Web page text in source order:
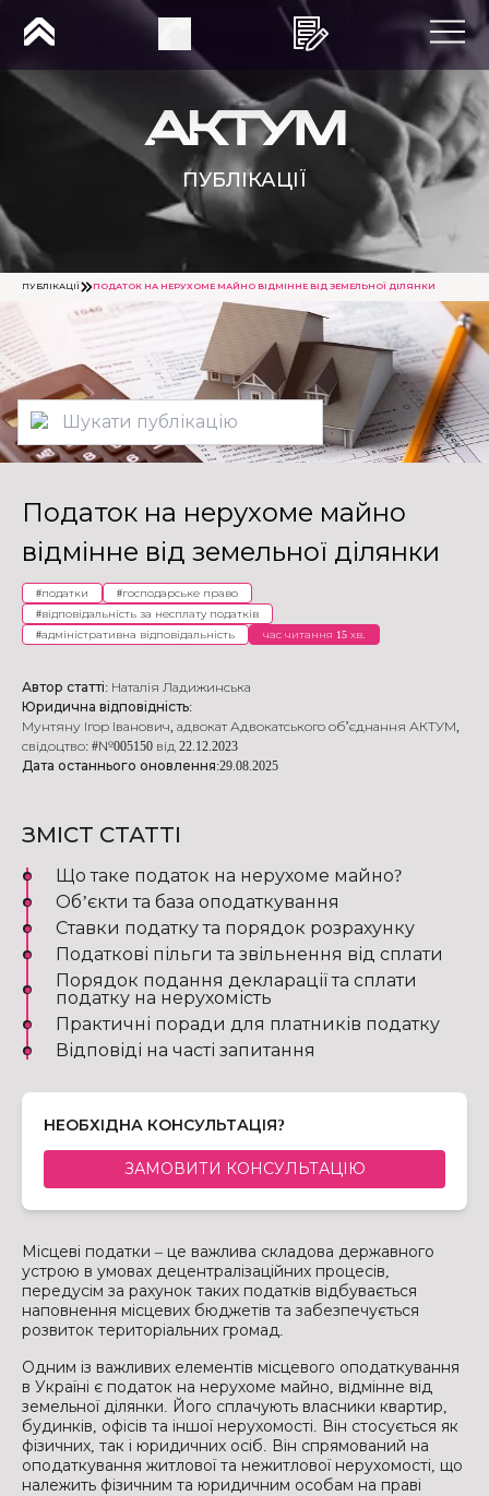
ПУБЛІКАЦІЇ
ПУБЛІКАЦІЇ ПОДАТОК НА НЕРУХОМЕ МАЙНО ВІДМІННЕ ВІД ЗЕМЕЛЬНОЇ ДІЛЯНКИ
Податок на нерухоме майно
відмінне від земельної ділянки
#податки #господарське право
#відповідальність за несплату податків
#адміністративна відповідальність час читання 15 хв.
Автор статті: Наталія Ладижинська
Юридична відповідність:
Мунтяну Ігор Іванович, адвокат Адвокатського об’єднання АКТУМ,
свідоцтво: #№005150 від 22.12.2023
Дата останнього оновлення:29.08.2025
ЗМІСТ СТАТТІ
Що таке податок на нерухоме майно?
Об’єкти та база оподаткування
Ставки податку та порядок розрахунку
Податкові пільги та звільнення від сплати
Порядок подання декларації та сплати
податку на нерухомість
Практичні поради для платників податку
Відповіді на часті запитання
НЕОБХІДНА КОНСУЛЬТАЦІЯ?
ЗАМОВИТИ КОНСУЛЬТАЦІЮ
Місцеві податки – це важлива складова державного
устрою в умовах децентралізаційних процесів,
передусім за рахунок таких податків відбувається
наповнення місцевих бюджетів та забезпечується
розвиток територіальних громад.
Одним із важливих елементів місцевого оподаткування
в Україні є податок на нерухоме майно, відмінне від
земельної ділянки. Його сплачують власники квартир,
будинків, офісів та іншої нерухомості. Він стосується як
фізичних, так і юридичних осіб. Він спрямований на
оподаткування житлової та нежитлової нерухомості, що
належить фізичним та юридичним особам на праві